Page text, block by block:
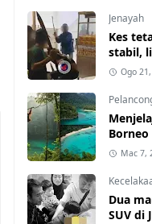
Jenayah
Kes
stabil,
Ogo
Borneo
Mac 7,
Dua
SUV di